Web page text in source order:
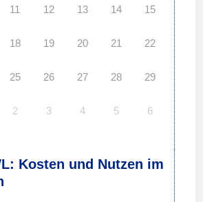
11 12 13 14 15
18 19 20 21 22
25 26 27 28 29
2 3 4 5 6
Kosten und Nutzen im